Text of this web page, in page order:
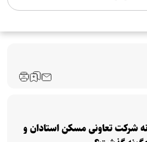
شرکت تعاونی مسکن استادان و